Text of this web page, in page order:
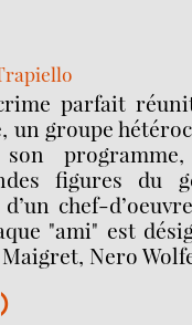
parfait
un groupe
programme,
figures du
chef-
"ami" est
Nero